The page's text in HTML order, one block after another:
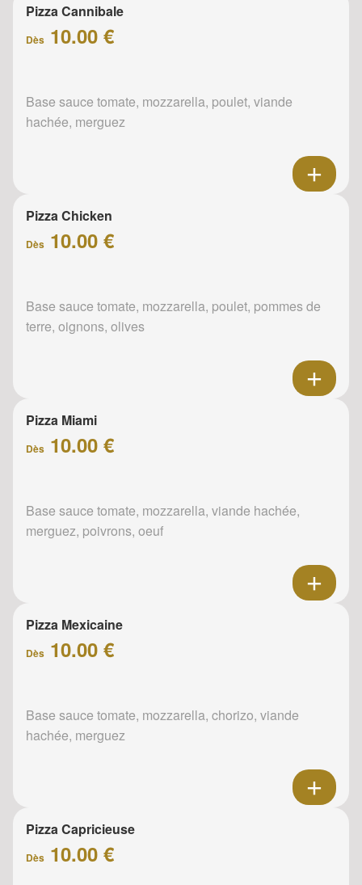
Pizza Cannibale
Dès 10.00 €
Base sauce tomate, mozzarella, poulet, viande
hachée, merguez
Pizza Chicken
Dès 10.00 €
Base sauce tomate, mozzarella, poulet, pommes de
terre, oignons, olives
Pizza Miami
Dès 10.00 €
Base sauce tomate, mozzarella, viande hachée,
merguez, poivrons, oeuf
Pizza Mexicaine
Dès 10.00 €
Base sauce tomate, mozzarella, chorizo, viande
hachée, merguez
Pizza Capricieuse
Dès 10.00 €